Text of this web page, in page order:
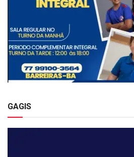
GAGIS